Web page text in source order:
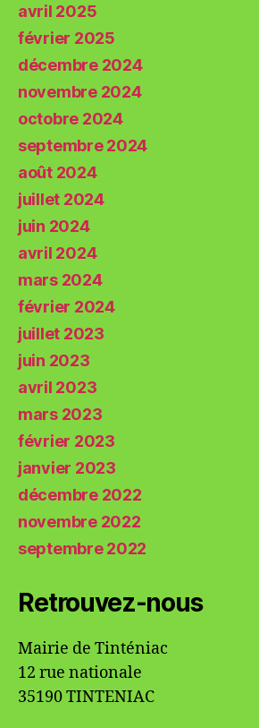
avril 2025
février 2025
décembre 2024
novembre 2024
octobre 2024
septembre 2024
août 2024
juillet 2024
juin 2024
avril 2024
mars 2024
février 2024
juillet 2023
juin 2023
avril 2023
mars 2023
février 2023
janvier 2023
décembre 2022
novembre 2022
septembre 2022
Retrouvez-nous
Mairie de Tinténiac
12 rue nationale
35190 TINTENIAC